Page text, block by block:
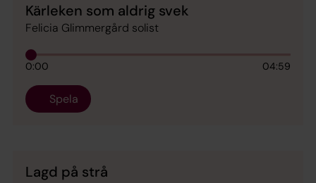
Kärleken som aldrig svek
Felicia Glimmergård solist
0:00 04:59
Spela
Lagd på strå